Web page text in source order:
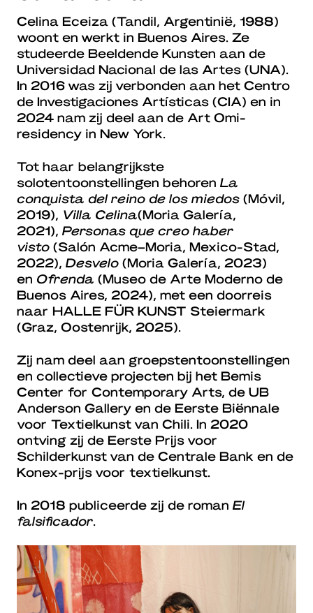
Celina Eceiza (Tandil, Argentinië, 1988)
woont en werkt in Buenos Aires. Ze
studeerde Beeldende Kunsten aan de
Universidad Nacional de las Artes (UNA).
In 2016 was zij verbonden aan het Centro
de Investigaciones Artísticas (CIA) en in
2024 nam zij deel aan de Art Omi-
residency in New York.
Tot haar belangrijkste
solotentoonstellingen behoren La
conquista del reino de los miedos (Móvil,
2019), Villa Celina(Moria Galería,
2021), Personas que creo haber
visto (Salón Acme–Moria, Mexico-Stad,
2022), Desvelo (Moria Galería, 2023)
en Ofrenda (Museo de Arte Moderno de
Buenos Aires, 2024), met een doorreis
naar HALLE FÜR KUNST Steiermark
(Graz, Oostenrijk, 2025).
Zij nam deel aan groepstentoonstellingen
en collectieve projecten bij het Bemis
Center for Contemporary Arts, de UB
Anderson Gallery en de Eerste Biënnale
voor Textielkunst van Chili. In 2020
ontving zij de Eerste Prijs voor
Schilderkunst van de Centrale Bank en de
Konex-prijs voor textielkunst.
In 2018 publiceerde zij de roman El
falsificador